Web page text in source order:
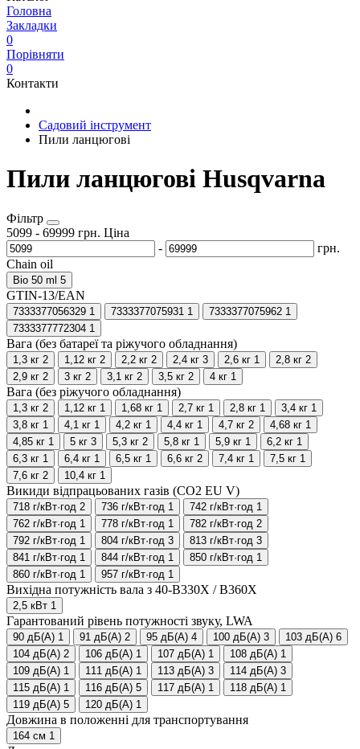
Головна
Закладки
0
Порівняти
0
Контакти
Садовий інструмент
Пили ланцюгові
Пили ланцюгові Husqvarna
Фільтр
5099 - 69999 грн. Ціна
-
грн.
Chain oil
Bio 50 ml 5
GTIN-13/EAN
7333377056329 1 7333377075931 1 7333377075962 1
7333377772304 1
Вага (без батареї та ріжучого обладнання)
1,3 кг 2 1,12 кг 2 2,2 кг 2 2,4 кг 3 2,6 кг 1 2,8 кг 2
2,9 кг 2 3 кг 2 3,1 кг 2 3,5 кг 2 4 кг 1
Вага (без ріжучого обладнання)
1,3 кг 2 1,12 кг 1 1,68 кг 1 2,7 кг 1 2,8 кг 1 3,4 кг 1
3,8 кг 1 4,1 кг 1 4,2 кг 1 4,4 кг 1 4,7 кг 2 4,68 кг 1
4,85 кг 1 5 кг 3 5,3 кг 2 5,8 кг 1 5,9 кг 1 6,2 кг 1
6,3 кг 1 6,4 кг 1 6,5 кг 1 6,6 кг 2 7,4 кг 1 7,5 кг 1
7,6 кг 2 10,4 кг 1
Викиди відпрацьованих газів (CO2 EU V)
718 г/кВт·год 2 736 г/кВт·год 1 742 г/кВт·год 1
762 г/кВт·год 1 778 г/кВт·год 1 782 г/кВт·год 2
792 г/кВт·год 1 804 г/кВт·год 3 813 г/кВт·год 3
841 г/кВт·год 1 844 г/кВт·год 1 850 г/кВт·год 1
860 г/кВт·год 1 957 г/кВт·год 1
Вихідна потужність вала з 40-B330X / B360X
2,5 кВт 1
Гарантований рівень потужності звуку, LWA
90 дБ(А) 1 91 дБ(А) 2 95 дБ(А) 4 100 дБ(А) 3 103 дБ(А) 6
104 дБ(А) 2 106 дБ(А) 1 107 дБ(А) 1 108 дБ(А) 1
109 дБ(А) 1 111 дБ(А) 1 113 дБ(А) 3 114 дБ(А) 3
115 дБ(А) 1 116 дБ(А) 5 117 дБ(А) 1 118 дБ(А) 1
119 дБ(А) 5 120 дБ(А) 1
Довжина в положенні для транспортування
164 см 1